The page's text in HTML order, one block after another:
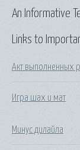
Links to
Акт выполненных
Игра шах и мат
Минус дилайла
An Informative